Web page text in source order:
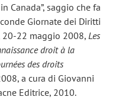
saggio che fa
Giornate dei Diritti
20-22 maggio 2008, Les
droit à la
des droits
a cura di Giovanni
Editrice, 2010.